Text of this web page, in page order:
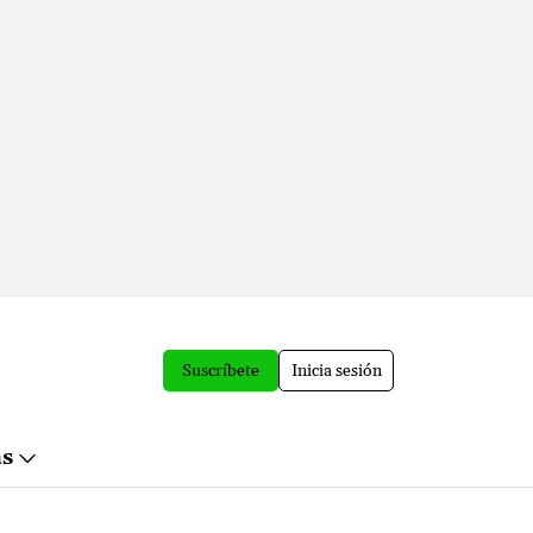
Suscríbete Inicia sesión